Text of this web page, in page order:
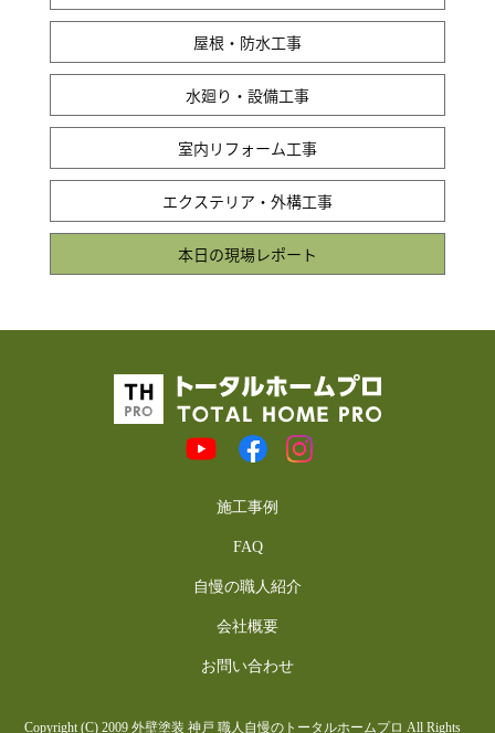
屋根・防水工事
水廻り・設備工事
室内リフォーム工事
エクステリア・外構工事
本日の現場レポート
施工事例
FAQ
自慢の職人紹介
会社概要
お問い合わせ
Copyright (C) 2009 外壁塗装 神戸 職人自慢のトータルホームプロ All Rights